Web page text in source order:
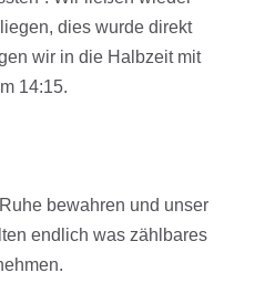
dies wurde direkt
wir in die Halbzeit mit
14:15.
bewahren und unser
endlich was zählbares